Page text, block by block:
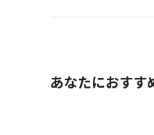
あなたにおすす